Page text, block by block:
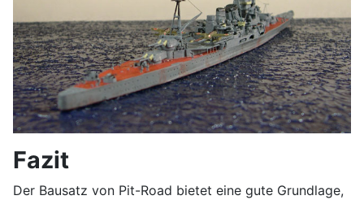
Fazit
Der Bausatz von Pit-Road bietet eine gute Grundlage,